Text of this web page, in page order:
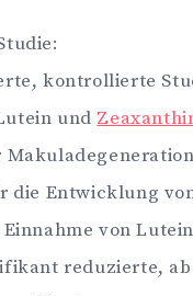
kontrollierte
und
die Entwicklung
von
reduzierte,